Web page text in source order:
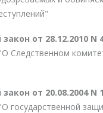
от 28.12.2010 N
Следственном
от 20.08.2004 N
государственной